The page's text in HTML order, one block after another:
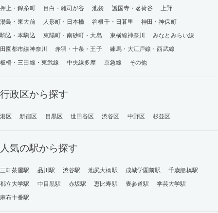
押上・錦糸町
目白・雑司が谷 池袋 護国寺・茗荷谷
上野
湯島・東大前
人形町・日本橋 谷根千・日暮里
神田・神保町
駒込・本駒込
東陽町・南砂町・大島 東横線神奈川
みなとみらい線
田園都市線神奈川
赤羽・十条・王子
練馬・大江戸線・西武線
板橋・三田線・東武線
中央線多摩 京急線 その他
行政区から探す
港区 新宿区 目黒区 世田谷区 渋谷区 中野区 杉並区
人気の駅から探す
三軒茶屋駅 品川駅 渋谷駅 池尻大橋駅 成城学園前駅
千歳船橋駅
都立大学駅
中目黒駅 赤坂駅 恵比寿駅 表参道駅
学芸大学駅
麻布十番駅